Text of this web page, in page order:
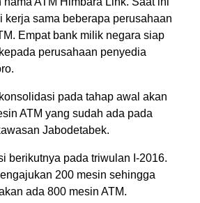
kerja sama beberapa perusahaan
Empat bank milik negara siap
perusahaan penyedia
pada tahap awal akan
ATM yang sudah ada pada
Jabodetabek.
berikutnya pada triwulan I-2016.
200 mesin sehingga
ada 800 mesin ATM.